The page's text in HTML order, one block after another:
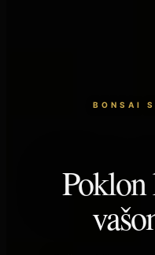
BONSAI
Poklon